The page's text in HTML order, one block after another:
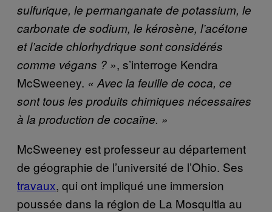
sulfurique, le permanganate de potassium, le
carbonate de sodium, le kérosène, l’acétone
et l’acide chlorhydrique sont considérés
comme végans ? », s’interroge Kendra
McSweeney. « Avec la feuille de coca, ce
sont tous les produits chimiques nécessaires
à la production de cocaïne. »
McSweeney est professeur au département
de géographie de l’université de l’Ohio. Ses
travaux, qui ont impliqué une immersion
poussée dans la région de La Mosquitia au